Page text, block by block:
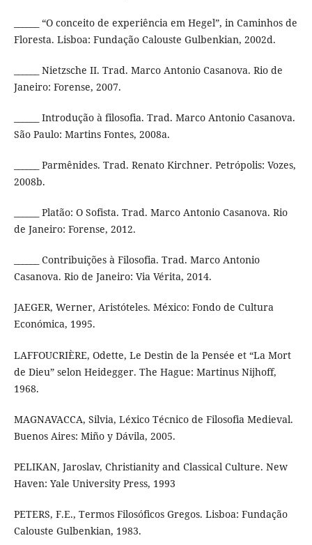
______ “O conceito de experiência em Hegel”, in Caminhos de
Floresta. Lisboa: Fundação Calouste Gulbenkian, 2002d.
______ Nietzsche II. Trad. Marco Antonio Casanova. Rio de
Janeiro: Forense, 2007.
______ Introdução à filosofia. Trad. Marco Antonio Casanova.
São Paulo: Martins Fontes, 2008a.
______ Parmênides. Trad. Renato Kirchner. Petrópolis: Vozes,
2008b.
______ Platão: O Sofista. Trad. Marco Antonio Casanova. Rio
de Janeiro: Forense, 2012.
______ Contribuições à Filosofia. Trad. Marco Antonio
Casanova. Rio de Janeiro: Via Vérita, 2014.
JAEGER, Werner, Aristóteles. México: Fondo de Cultura
Económica, 1995.
LAFFOUCRIÈRE, Odette, Le Destin de la Pensée et “La Mort
de Dieu” selon Heidegger. The Hague: Martinus Nijhoff,
1968.
MAGNAVACCA, Silvia, Léxico Técnico de Filosofia Medieval.
Buenos Aires: Miño y Dávila, 2005.
PELIKAN, Jaroslav, Christianity and Classical Culture. New
Haven: Yale University Press, 1993
PETERS, F.E., Termos Filosóficos Gregos. Lisboa: Fundação
Calouste Gulbenkian, 1983.